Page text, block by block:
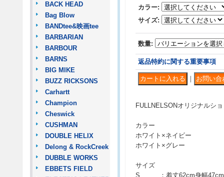
BACK HEAD
Bag Blow
BANDtee&映画tee
BARBARIAN
BARBOUR
BARNS
BIG MIKE
BUZZ RICKSONS
Carhartt
Champion
Cheswick
CUSHMAN
DOUBLE HELIX
Delong & RockCreek
DUBBLE WORKS
EBBETS FIELD
カラー:
サイズ:
数量:
返品特約に関する重要事項
｜
FULLNELSONオリジナルシ
カラー
ホワイト×ネイビー
ホワイト×グレー
サイズ
S ：着丈62cm身幅47cm